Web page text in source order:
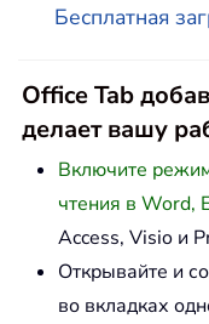
Бесплатная
Office Tab
делает вашу
Включите
чтения в Word,
Access, Visio и
Открывайте и
во вкладках